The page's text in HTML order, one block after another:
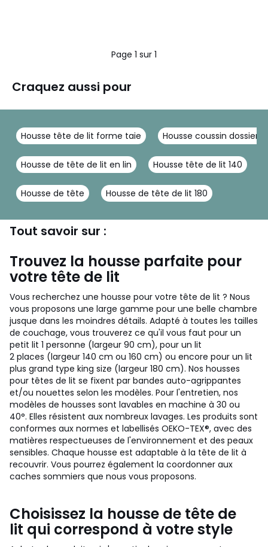
Page 1 sur 1
Craquez aussi pour
Housse tête de lit forme taie Housse coussin dossier
Housse de tête de lit en lin Housse tête de lit 140
Housse de tête Housse de tête de lit 180
Tout savoir sur :
Trouvez la housse parfaite pour
votre tête de lit
Vous recherchez une housse pour votre tête de lit ? Nous
vous proposons une large gamme pour une belle chambre
jusque dans les moindres détails. Adapté à toutes les tailles
de couchage, vous trouverez ce qu'il vous faut pour un
petit lit 1 personne (largeur 90 cm), pour un lit
2 places (largeur 140 cm ou 160 cm) ou encore pour un lit
plus grand type king size (largeur 180 cm). Nos housses
pour têtes de lit se fixent par bandes auto-agrippantes
et/ou nouettes selon les modèles. Pour l'entretien, nos
modèles de housses sont lavables en machine à 30 ou
40°. Elles résistent aux nombreux lavages. Les produits sont
conformes aux normes et labellisés OEKO-TEX®, avec des
matières respectueuses de l'environnement et des peaux
sensibles. Chaque housse est adaptable à la tête de lit à
recouvrir. Vous pourrez également la coordonner aux
caches sommiers que nous vous proposons.
Choisissez la housse de tête de
lit qui correspond à votre style